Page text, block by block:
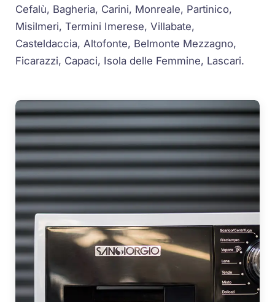
Cefalù, Bagheria, Carini, Monreale, Partinico,
Misilmeri, Termini Imerese, Villabate,
Casteldaccia, Altofonte, Belmonte Mezzagno,
Ficarazzi, Capaci, Isola delle Femmine, Lascari.